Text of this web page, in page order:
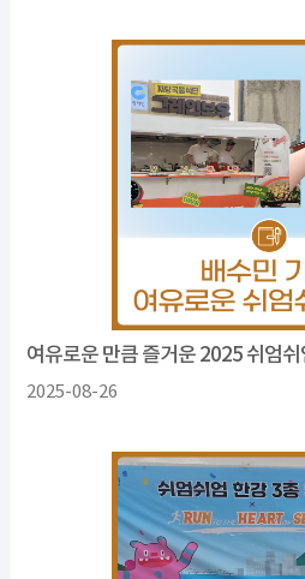
여유로운 만큼 즐거운 2025 쉬엄쉬
2025-08-26